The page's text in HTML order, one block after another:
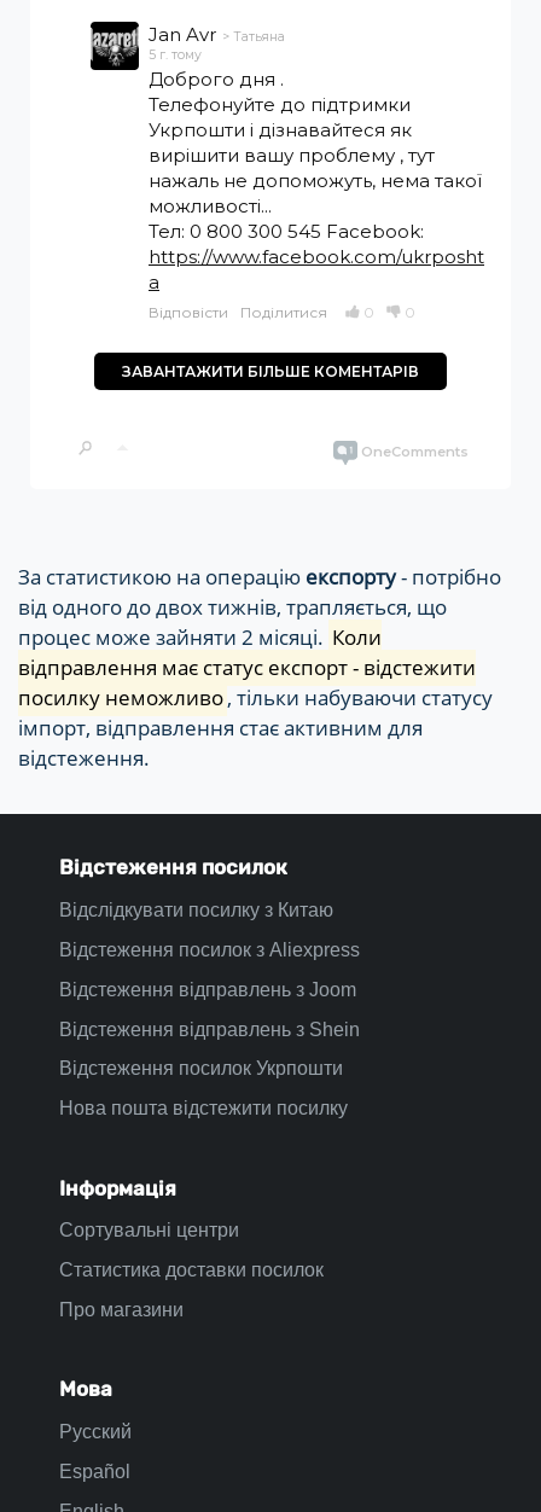
За статистикою на операцію експорту- потрібно
від одного до двох тижнів, трапляється, що
процес може зайняти 2 місяці. Коли
відправлення має статус експорт - відстежити
посилку неможливо, тільки набуваючи статусу
імпорт, відправлення стає активним для
відстеження.
Відстеження посилок
Відслідкувати посилку з Китаю
Відстеження посилок з Aliexpress
Відстеження відправлень з Joom
Відстеження відправлень з Shein
Відстеження посилок Укрпошти
Нова пошта відстежити посилку
Інформація
Сортувальні центри
Статистика доставки посилок
Про магазини
Мова
Русский
Español